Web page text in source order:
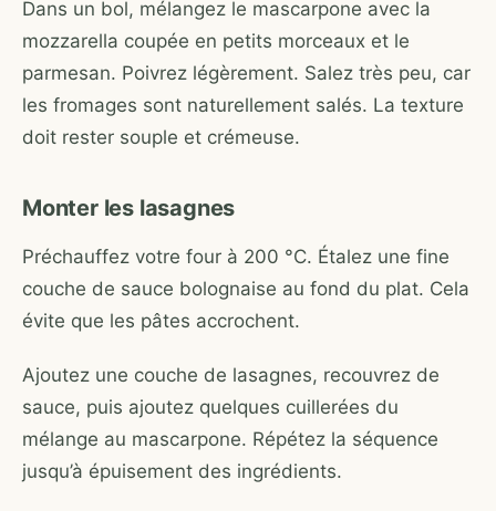
Dans un bol, mélangez le mascarpone avec la
mozzarella coupée en petits morceaux et le
parmesan. Poivrez légèrement. Salez très peu, car
les fromages sont naturellement salés. La texture
doit rester souple et crémeuse.
Monter les lasagnes
Préchauffez votre four à 200 °C. Étalez une fine
couche de sauce bolognaise au fond du plat. Cela
évite que les pâtes accrochent.
Ajoutez une couche de lasagnes, recouvrez de
sauce, puis ajoutez quelques cuillerées du
mélange au mascarpone. Répétez la séquence
jusqu’à épuisement des ingrédients.